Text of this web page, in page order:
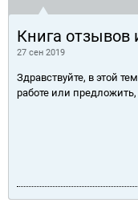
Книга
27 сен 2019
Здравствуйте, в этой
работе или